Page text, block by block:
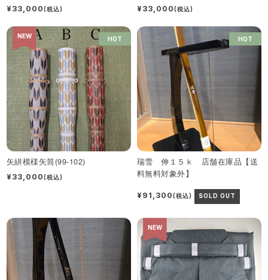
¥33,000(税込) ¥33,000(税込)
NEW HOT
矢絣模様矢筒(99-102)
¥33,000(税込)
HOT
瑞雪 伸１５ｋ 店舗在庫品【送
料無料対象外】
¥91,300(税込) SOLD OUT
NEW